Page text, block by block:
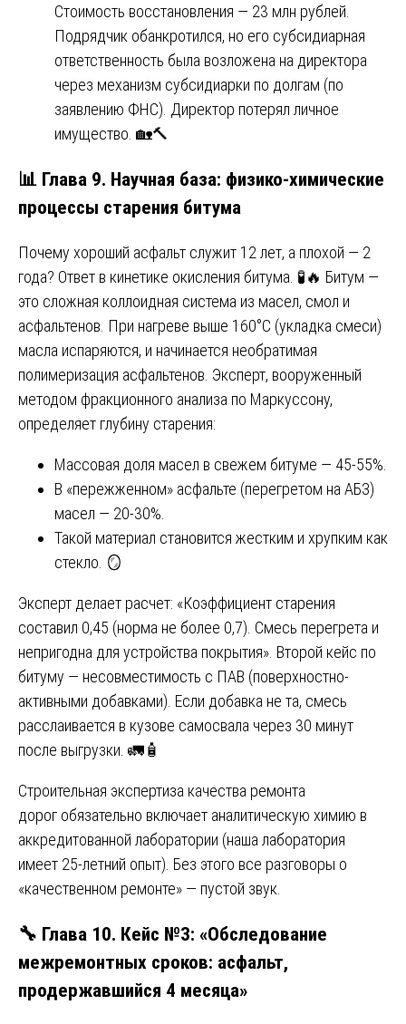
Стоимость восстановления — 23 млн рублей.
Подрядчик обанкротился, но его субсидиарная
ответственность была возложена на директора
через механизм субсидиарки по долгам (по
заявлению ФНС). Директор потерял личное
имущество. 🏡🔨
📊 Глава 9. Научная база: физико-химические
процессы старения битума
Почему хороший асфальт служит 12 лет, а плохой — 2
года? Ответ в кинетике окисления битума. 🧪🔥 Битум —
это сложная коллоидная система из масел, смол и
асфальтенов. При нагреве выше 160°C (укладка смеси)
масла испаряются, и начинается необратимая
полимеризация асфальтенов. Эксперт, вооруженный
методом фракционного анализа по Маркуссону,
определяет глубину старения:
Массовая доля масел в свежем битуме — 45-55%.
В «пережженном» асфальте (перегретом на АБЗ)
масел — 20-30%.
Такой материал становится жестким и хрупким как
стекло. 🪞
Эксперт делает расчет: «Коэффициент старения
составил 0,45 (норма не более 0,7). Смесь перегрета и
непригодна для устройства покрытия». Второй кейс по
битуму — несовместимость с ПАВ (поверхностно-
активными добавками). Если добавка не та, смесь
расслаивается в кузове самосвала через 30 минут
после выгрузки. 🚛🧴
Строительная экспертиза качества ремонта
дорог обязательно включает аналитическую химию в
аккредитованной лаборатории (наша лаборатория
имеет 25-летний опыт). Без этого все разговоры о
«качественном ремонте» — пустой звук.
🔧 Глава 10. Кейс №3: «Обследование
межремонтных сроков: асфальт,
продержавшийся 4 месяца»